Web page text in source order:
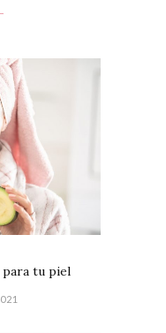
para tu piel